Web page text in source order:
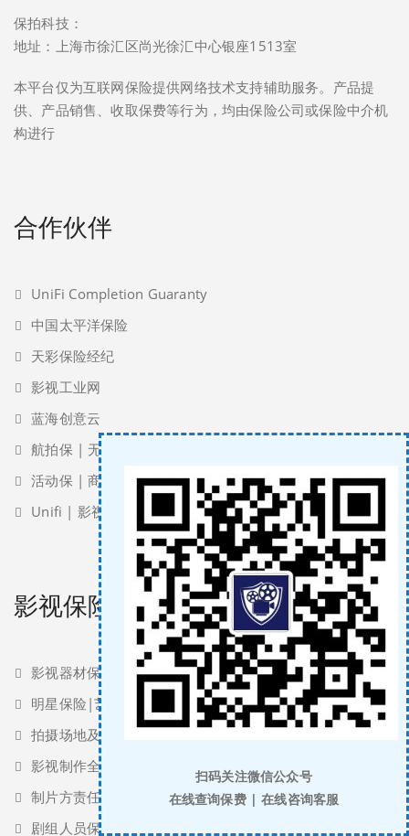
保拍科技：
地址：上海市徐汇区尚光徐汇中心银座1513室
本平台仅为互联网保险提供网络技术支持辅助服务。产品提
供、产品销售、收取保费等行为，均由保险公司或保险中介机
构进行
合作伙伴
UniFi Completion Guaranty
中国太平洋保险
天彩保险经纪
影视工业网
蓝海创意云
航拍保 | 无人机保险服务
活动保 | 商业活动演出服务保险
Unifi | 影视完片担保
影视保险产品
影视器材保险
明星保险|艺人保险
拍摄场地及公众责任保险
影视制作全险
制片方责任保险 | 过失与疏忽责任保险
剧组人员保险 | 特技人员保险
扫码关注微信公众号
在线查询保费 | 在线咨询客服